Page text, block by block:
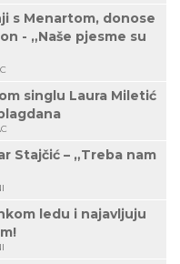
s Menartom, donose
- „Naše pjesme su
singlu Laura Miletić
Stajčić – „Treba nam
ledu i najavljuju